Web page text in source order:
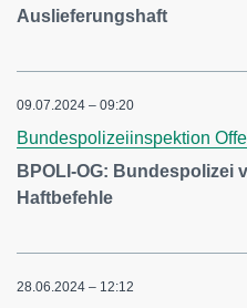
Auslieferungshaft
09.07.2024 – 09:20
Bundespolizeiinspektion
BPOLI-OG: Bundespolizei
Haftbefehle
28.06.2024 – 12:12